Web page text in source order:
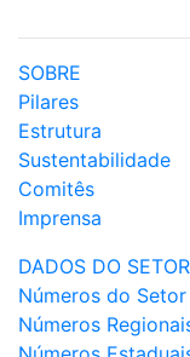
SOBRE
Pilares
Estrutura
Sustentabilidade
Comitês
Imprensa
DADOS DO SETOR
Números do Setor
Números